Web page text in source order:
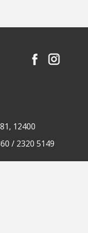
12400
/ 2320 5149